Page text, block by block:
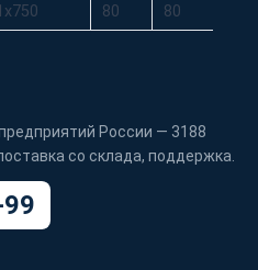
80 80
России — 3188
со склада, поддержка.